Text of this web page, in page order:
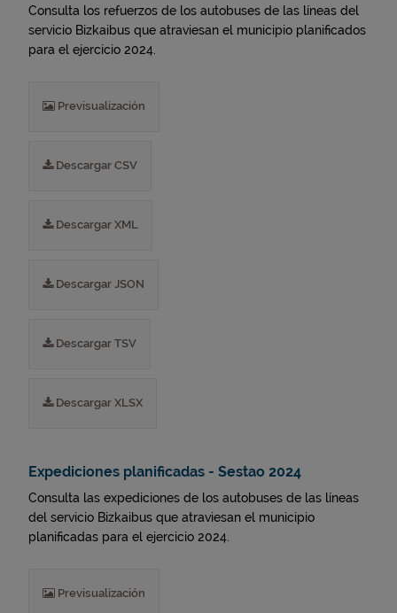
Consulta los refuerzos de los autobuses de las líneas del
servicio Bizkaibus que atraviesan el municipio planificados
para el ejercicio 2024.
Previsualización
Descargar CSV
Descargar XML
Descargar JSON
Descargar TSV
Descargar XLSX
Expediciones planificadas - Sestao 2024
Consulta las expediciones de los autobuses de las líneas
del servicio Bizkaibus que atraviesan el municipio
planificadas para el ejercicio 2024.
Previsualización